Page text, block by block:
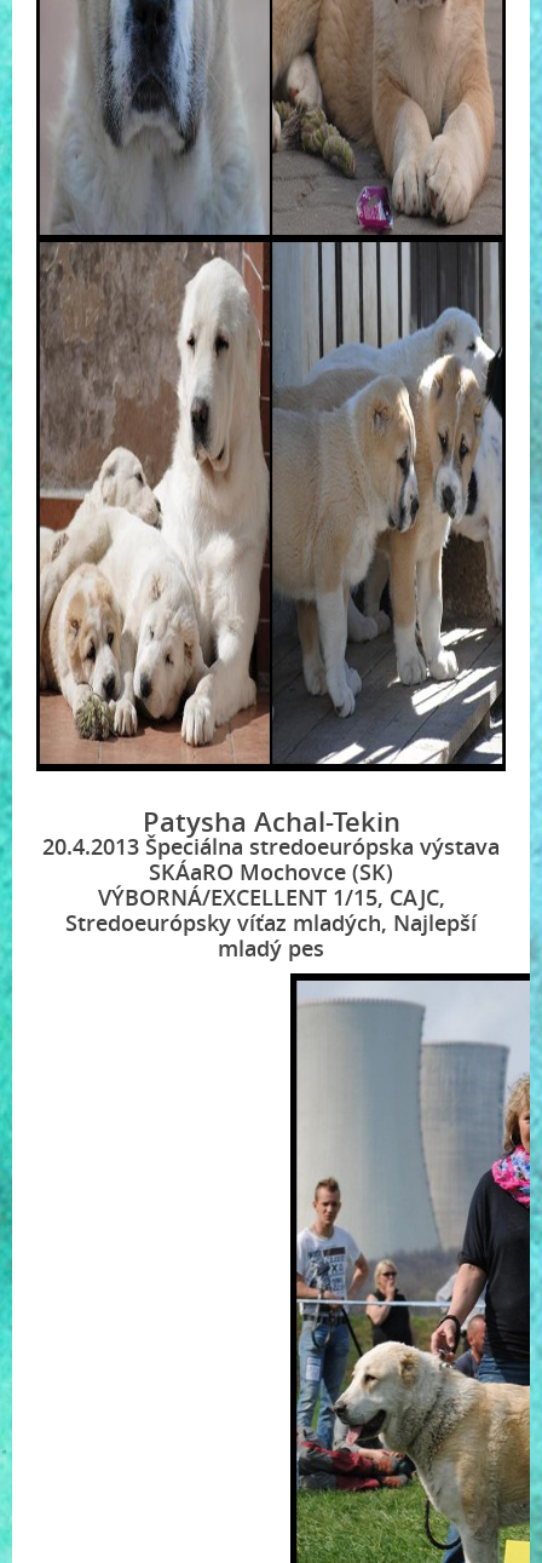
Patysha Achal-Tekin
20.4.2013 Špeciálna stredoeurópska výstava
SKÁaRO Mochovce (SK)
VÝBORNÁ/EXCELLENT 1/15, CAJC,
Stredoeurópsky víťaz mladých, Najlepší
mladý pes